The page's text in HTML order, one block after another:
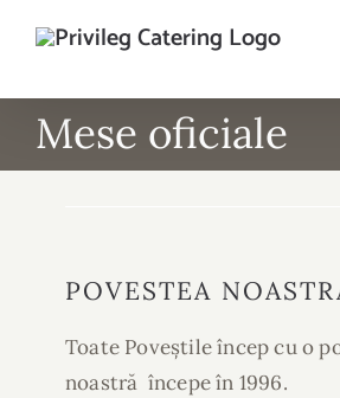
Mese oficiale
POVESTEA
Toate Poveștile încep cu o
noastră începe în 1996.